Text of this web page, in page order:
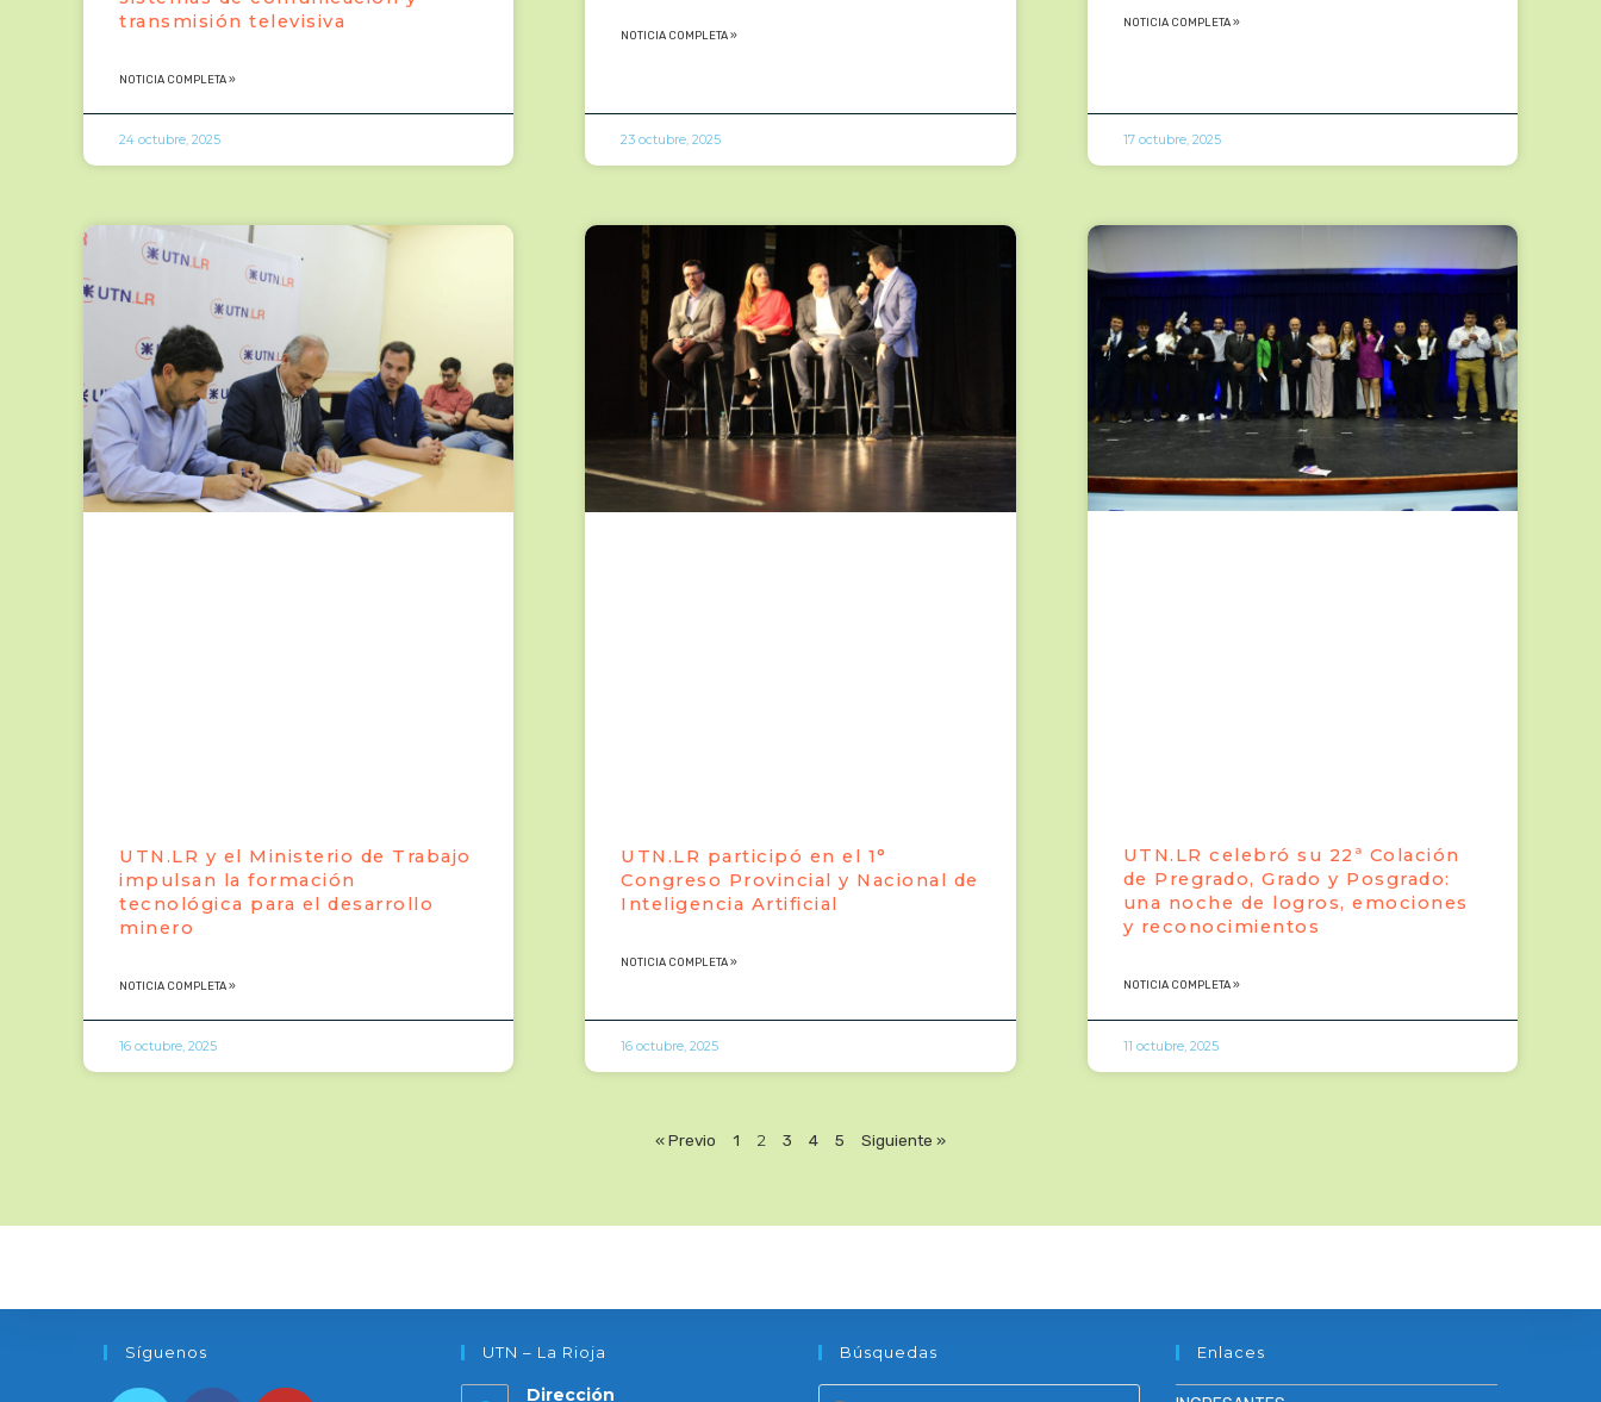
transmisión televisiva
NOTICIA COMPLETA »
24 octubre, 2025
NOTICIA COMPLETA »
23 octubre, 2025
NOTICIA COMPLETA »
17 octubre, 2025
UTN.LR y el Ministerio de Trabajo
impulsan la formación
tecnológica para el desarrollo
minero
NOTICIA COMPLETA »
16 octubre, 2025
UTN.LR participó en el 1°
Congreso Provincial y Nacional de
Inteligencia Artificial
NOTICIA COMPLETA »
16 octubre, 2025
UTN.LR celebró su 22ª Colación
de Pregrado, Grado y Posgrado:
una noche de logros, emociones
y reconocimientos
NOTICIA COMPLETA »
11 octubre, 2025
« Previo 1 2 3 4 5 Siguiente »
Síguenos UTN – La Rioja
Dirección
Búsquedas Enlaces